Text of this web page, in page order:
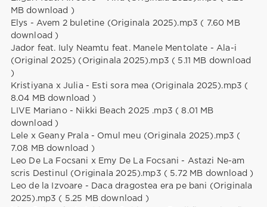
MB download )
Elys - Avem 2 buletine (Originala 2025).mp3 ( 7.60 MB
download )
Jador feat. Iuly Neamtu feat. Manele Mentolate - Ala-i
(Original 2025) (Originala 2025).mp3 ( 5.11 MB download
)
Kristiyana x Julia - Esti sora mea (Originala 2025).mp3 (
8.04 MB download )
LIVE Mariano - Nikki Beach 2025 .mp3 ( 8.01 MB
download )
Lele x Geany Prala - Omul meu (Originala 2025).mp3 (
7.08 MB download )
Leo De La Focsani x Emy De La Focsani - Astazi Ne-am
scris Destinul (Originala 2025).mp3 ( 5.72 MB download )
Leo de la Izvoare - Daca dragostea era pe bani (Originala
2025).mp3 ( 5.25 MB download )